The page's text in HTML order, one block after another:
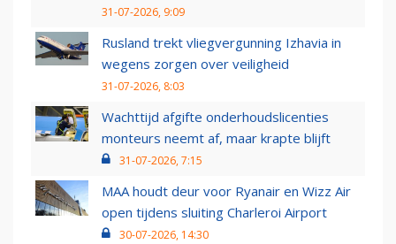
31-07-2026, 9:09
Rusland trekt vliegvergunning Izhavia in
wegens zorgen over veiligheid
31-07-2026, 8:03
Wachttijd afgifte onderhoudslicenties
monteurs neemt af, maar krapte blijft
31-07-2026, 7:15
MAA houdt deur voor Ryanair en Wizz Air
open tijdens sluiting Charleroi Airport
30-07-2026, 14:30